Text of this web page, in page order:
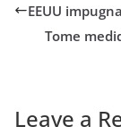
EEUU
Tome
Leave a